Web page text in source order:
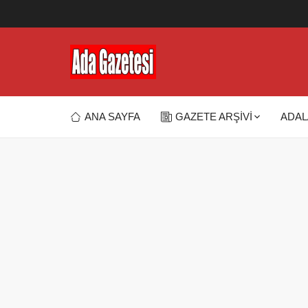
ANA SAYFA GAZETE ARŞİVİ